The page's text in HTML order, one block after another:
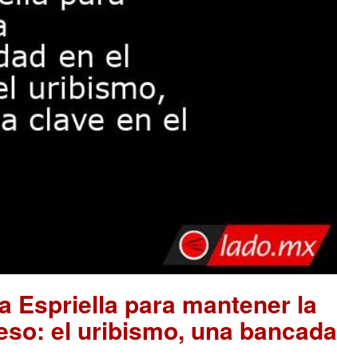
Espriella para mantener la
el uribismo, una bancada